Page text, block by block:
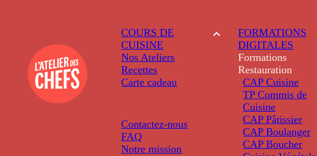
COURS DE
CUISINE
Nos Ateliers
Recettes
Carte cadeau
Contactez-nous
FAQ
Notre mission
FORMATIONS
DIGITALES
Formations
Restauration
CAP Cuisine
TP Commis de
Cuisine
CAP Pâtissier
CAP Boulanger
CAP Boucher